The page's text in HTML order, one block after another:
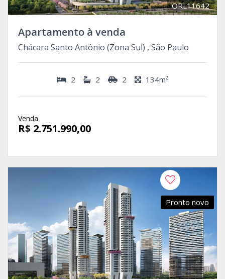
ORL11642
Apartamento à venda
Chácara Santo Antônio (Zona Sul) , São Paulo
2 2 2 134m²
Venda
R$ 2.751.990,00
Pronto novo